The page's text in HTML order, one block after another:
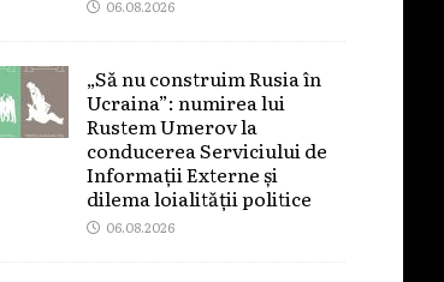
06.08.2026
„Să nu construim Rusia în
Ucraina”: numirea lui
Rustem Umerov la
conducerea Serviciului de
Informații Externe și
dilema loialității politice
06.08.2026